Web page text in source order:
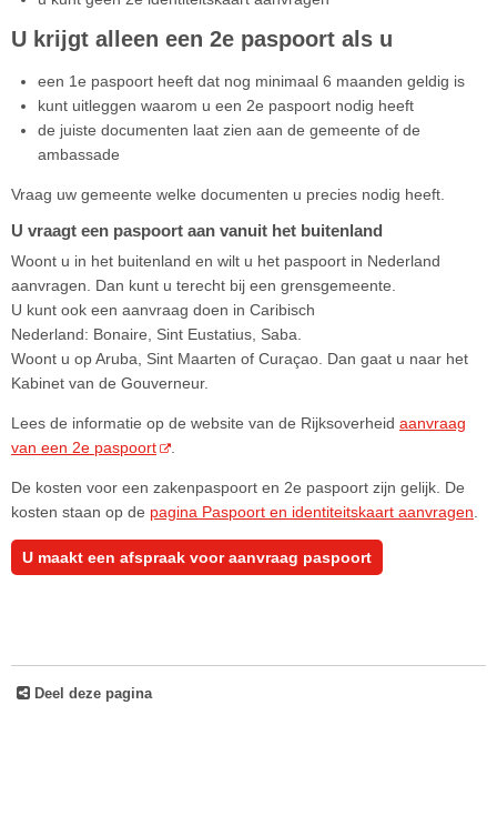
U krijgt alleen een 2e paspoort als u
een 1e paspoort heeft dat nog minimaal 6 maanden geldig is
kunt uitleggen waarom u een 2e paspoort nodig heeft
de juiste documenten laat zien aan de gemeente of de
ambassade
Vraag uw gemeente welke documenten u precies nodig heeft.
U vraagt een paspoort aan vanuit het buitenland
Woont u in het buitenland en wilt u het paspoort in Nederland
aanvragen. Dan kunt u terecht bij een grensgemeente.
U kunt ook een aanvraag doen in Caribisch
Nederland: Bonaire, Sint Eustatius, Saba.
Woont u op Aruba, Sint Maarten of Curaçao. Dan gaat u naar het
Kabinet van de Gouverneur.
Lees de informatie op de website van de Rijksoverheid aanvraag
van een 2e paspoort
De kosten voor een zakenpaspoort en 2e paspoort zijn gelijk. De
kosten staan op de pagina Paspoort en identiteitskaart aanvragen
U maakt een afspraak voor aanvraag paspoort
Deel deze pagina